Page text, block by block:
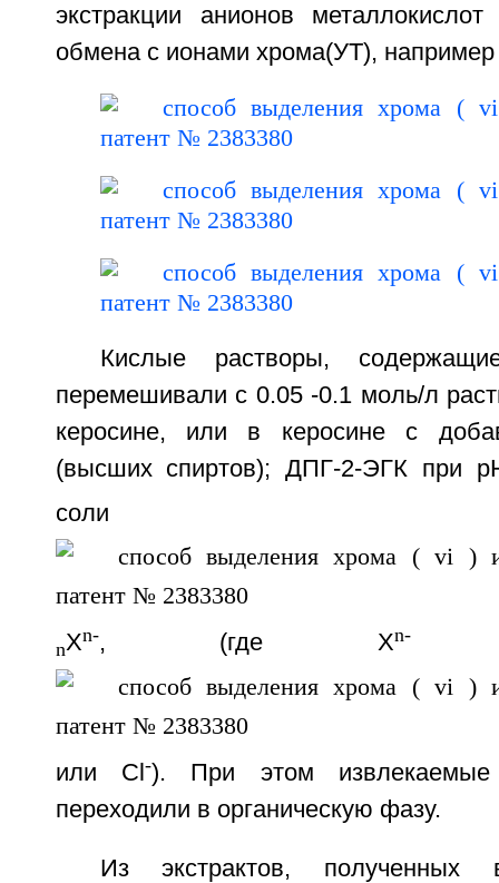
экстракции анионов
обмена с ионами хрома(УТ), например
Кислые растворы,
перемешивали с 0.05 -0.1 моль/л
керосине, или в керосине с
(высших спиртов); ДПГ-2-ЭГК при
соли
nXn-, (где Xn-
или Cl-). При этом
переходили в органическую фазу.
Из экстрактов,